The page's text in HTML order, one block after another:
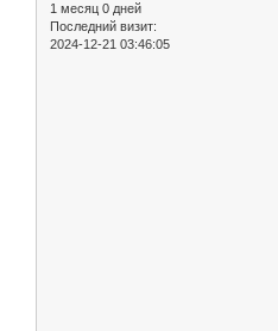
1 месяц 0 дней
Последний визит:
2024-12-21 03:46:05